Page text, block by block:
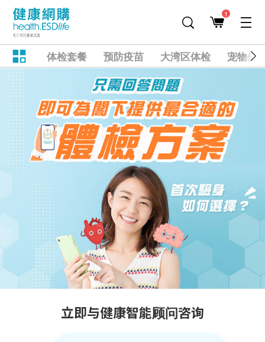
1
体检套餐 预防疫苗 大湾区体检 宠物健
立即与健康智能顾问咨询